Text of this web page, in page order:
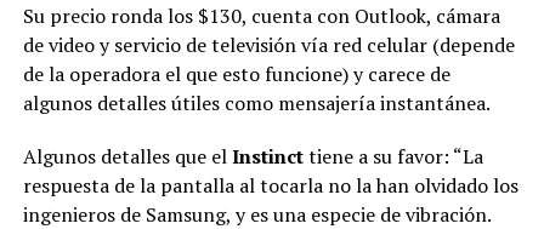
Su precio ronda los $130, cuenta con Outlook, cámara
de video y servicio de televisión vía red celular (depende
de la operadora el que esto funcione) y carece de
algunos detalles útiles como mensajería instantánea.
Algunos detalles que elInstincttiene a su favor: “La
respuesta de la pantalla al tocarla no la han olvidado los
ingenieros de Samsung, y es una especie de vibración.